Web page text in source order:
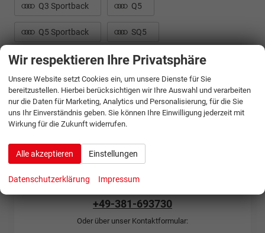
Q3 Sportback Q5
Q5 Sportback SQ5
SQ5 Sportback
Beratung?
Gerne beraten wir Sie persönlich zu unseren Angeboten von
Audi. Sie erreichen uns unter:
+49-381-693730
Oder über unser Kontaktformular:
Wir respektieren Ihre Privatsphäre
Unsere Website setzt Cookies ein, um unsere Dienste für Sie
bereitzustellen. Hierbei berücksichtigen wir Ihre Auswahl und verarbeiten
nur die Daten für Marketing, Analytics und Personalisierung, für die Sie
uns Ihr Einverständnis geben. Sie können Ihre Einwilligung jederzeit mit
Wirkung für die Zukunft widerrufen.
Alle akzeptieren Einstellungen
Datenschutzerklärung Impressum